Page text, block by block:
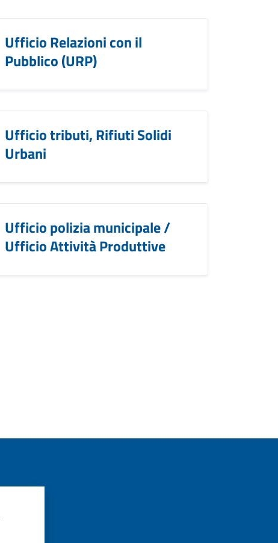
Ufficio Relazioni con il
Pubblico (URP)
Ufficio tributi, Rifiuti Solidi
Urbani
Ufficio polizia municipale /
Ufficio Attività Produttive